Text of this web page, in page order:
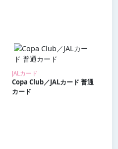
JALカード
Copa Club／JALカード 普通
カード